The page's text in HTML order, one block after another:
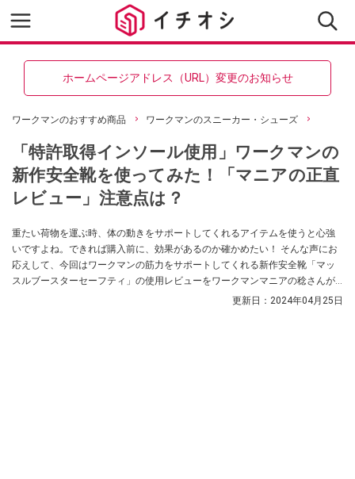
ホームページアドレス（URL）変更のお知らせ
ワークマンのおすすめ商品 ワークマンのスニーカー・シューズ
「特許取得インソール使用」ワークマンの
新作安全靴を使ってみた！「マニアの正直
レビュー」注意点は？
重たい荷物を運ぶ時、体の動きをサポートしてくれるアイテムを使うと心強
いですよね。できれば購入前に、効果があるのか確かめたい！ そんな声にお
応えして、今回はワークマンの筋力をサポートしてくれる新作安全靴「マッ
スルブースターセーフティ」の使用レビューをワークマンマニアの稔さんが
紹介してくれました！ 使う際の注意点を紹介してくれました。ぜひ参考にし
更新日： 2024年04月25日